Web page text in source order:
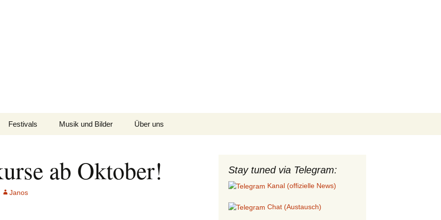
Festivals
Forrozin Community
Festival Mai 2026
Forrozin Festiv-all-3
Musik und Bilder
Forró Playlists
Über uns
Partnerschulen/-vereine
ab Oktober!
Janos
Stay tuned via Telegram:
Kanal (offizielle News)
Chat (Austausch)